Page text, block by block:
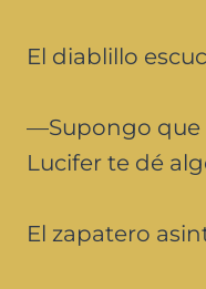
El diablillo
—Supongo que
Lucifer te dé
El zapatero